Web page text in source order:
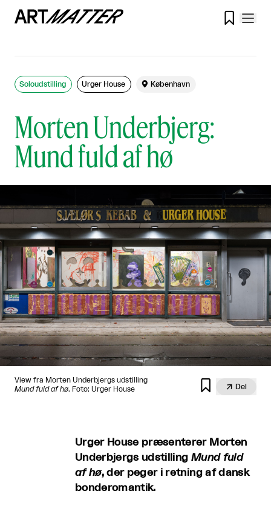

Morten Underbjerg:
Mund fuld af hø
Soloudstilling Urger House  København
View fra Morten Underbjergs udstilling
Mund fuld af hø. Foto: Urger House   Del
Urger House præsenterer Morten
Underbjergs udstilling Mund fuld
af hø, der peger i retning af dansk
bonderomantik.